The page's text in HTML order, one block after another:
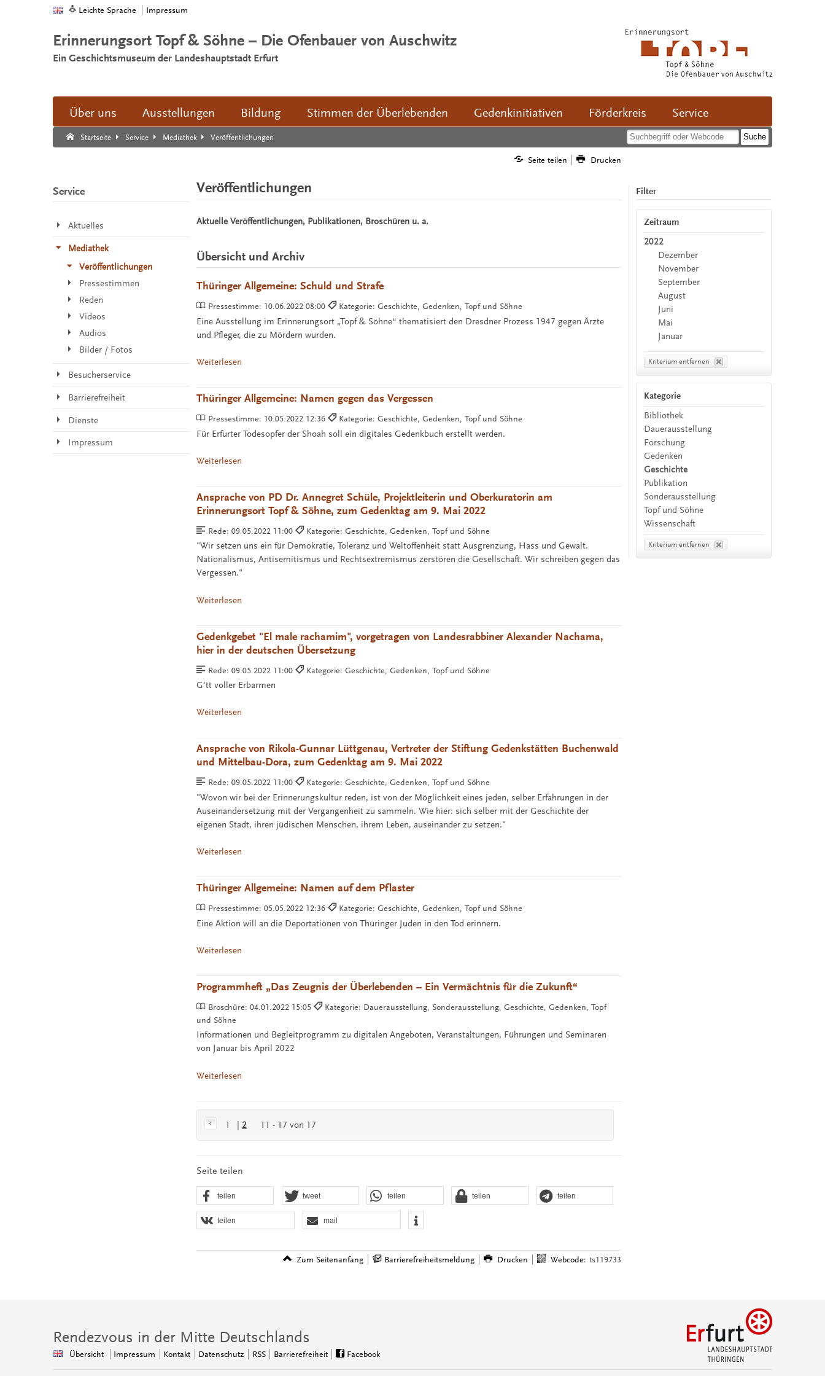
Leichte Sprache Impressum
Erinnerungsort Topf & Söhne – Die Ofenbauer von Auschwitz
Ein Geschichtsmuseum der Landeshauptstadt Erfurt
Über uns Ausstellungen Bildung Stimmen der Überlebenden Gedenkinitiativen Förderkreis Service
Startseite Service Mediathek Veröffentlichungen
Suche:
Suche Ende.
Seite teilen Drucken
Veröffentlichungen
Aktuelle Veröffentlichungen, Publikationen, Broschüren u. a.
Übersicht und Archiv
Thüringer Allgemeine: Schuld und Strafe
Pressestimme: 10.06.2022 08:00 Kategorie: Geschichte, Gedenken, Topf und Söhne
Eine Ausstellung im Erinnerungsort „Topf & Söhne“ thematisiert den Dresdner Prozess 1947 gegen Ärzte
und Pfleger, die zu Mördern wurden.
Weiterlesen
Thüringer Allgemeine: Namen gegen das Vergessen
Pressestimme: 10.05.2022 12:36 Kategorie: Geschichte, Gedenken, Topf und Söhne
Für Erfurter Todesopfer der Shoah soll ein digitales Gedenkbuch erstellt werden.
Weiterlesen
Ansprache von PD Dr. Annegret Schüle, Projektleiterin und Oberkuratorin am
Erinnerungsort Topf & Söhne, zum Gedenktag am 9. Mai 2022
Rede: 09.05.2022 11:00 Kategorie: Geschichte, Gedenken, Topf und Söhne
"Wir setzen uns ein für Demokratie, Toleranz und Weltoffenheit statt Ausgrenzung, Hass und Gewalt.
Nationalismus, Antisemitismus und Rechtsextremismus zerstören die Gesellschaft. Wir schreiben gegen das
Vergessen."
Weiterlesen
Gedenkgebet "El male rachamim", vorgetragen von Landesrabbiner Alexander Nachama,
hier in der deutschen Übersetzung
Rede: 09.05.2022 11:00 Kategorie: Geschichte, Gedenken, Topf und Söhne
G'tt voller Erbarmen
Weiterlesen
Ansprache von Rikola-Gunnar Lüttgenau, Vertreter der Stiftung Gedenkstätten Buchenwald
und Mittelbau-Dora, zum Gedenktag am 9. Mai 2022
Rede: 09.05.2022 11:00 Kategorie: Geschichte, Gedenken, Topf und Söhne
"Wovon wir bei der Erinnerungskultur reden, ist von der Möglichkeit eines jeden, selber Erfahrungen in der
Auseinandersetzung mit der Vergangenheit zu sammeln. Wie hier: sich selber mit der Geschichte der
eigenen Stadt, ihren jüdischen Menschen, ihrem Leben, auseinander zu setzen."
Weiterlesen
Thüringer Allgemeine: Namen auf dem Pflaster
Pressestimme: 05.05.2022 12:36 Kategorie: Geschichte, Gedenken, Topf und Söhne
Eine Aktion will an die Deportationen von Thüringer Juden in den Tod erinnern.
Weiterlesen
Programmheft „Das Zeugnis der Überlebenden – Ein Vermächtnis für die Zukunft“
Broschüre: 04.01.2022 15:05
Kategorie: Dauerausstellung, Sonderausstellung, Geschichte, Gedenken, Topf
und Söhne
Informationen und Begleitprogramm zu digitalen Angeboten, Veranstaltungen, Führungen und Seminaren
von Januar bis April 2022
Weiterlesen
1 2 11 - 17 von 17
Seite teilen
teilen tweet teilen teilen teilen
teilen mail
Zum Seitenanfang Barrierefreiheitsmeldung Drucken Webcode: ts119733
Filter
Zeitraum
2022
Dezember
November
September
August
Juni
Mai
Januar
Kriterium entfernen
Kategorie
Bibliothek
Dauerausstellung
Forschung
Gedenken
Geschichte
Publikation
Sonderausstellung
Topf und Söhne
Wissenschaft
Kriterium entfernen
Service
Aktuelles
Mediathek
Veröffentlichungen
Pressestimmen
Reden
Videos
Audios
Bilder / Fotos
Besucherservice
Barrierefreiheit
Dienste
Impressum
Rendezvous in der Mitte Deutschlands
Übersicht Impressum Kontakt Datenschutz RSS Barrierefreiheit Facebook